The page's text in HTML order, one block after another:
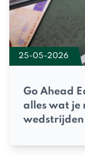
25-05-2026
Go Ahead
alles wat je
wedstrijden